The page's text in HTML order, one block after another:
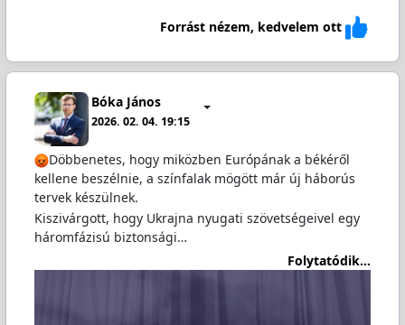
Forrást nézem, kedvelem ott
Bóka János
2026. 02. 04. 19:15
Döbbenetes, hogy miközben Európának a békéről
kellene beszélnie, a színfalak mögött már új háborús
tervek készülnek.
Kiszivárgott, hogy Ukrajna nyugati szövetségeivel egy
háromfázisú biztonsági…
Folytatódik...